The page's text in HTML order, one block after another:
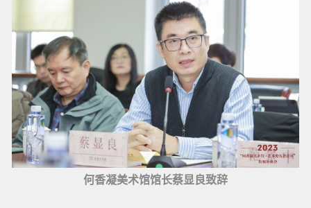
何香凝美术馆馆长蔡显良致辞